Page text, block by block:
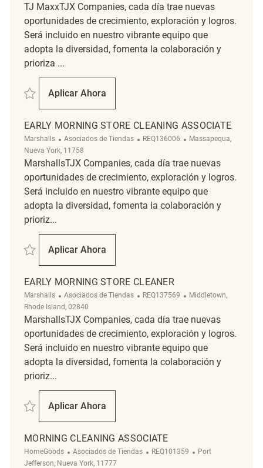
TJ MaxxTJX Companies, cada día trae nuevas
oportunidades de crecimiento, exploración y logros.
Será incluido en nuestro vibrante equipo que
adopta la diversidad, fomenta la colaboración y
prioriza ...
Salvar Early Morning Cleaning Associte REQ135897
Aplicar Ahora
Early Morning Cleaning Associte
EARLY MORNING STORE CLEANING ASSOCIATE
Marshalls Categoría
Asociados de Tiendas ReqId
REQ136006 Ubicación
Massapequa,
Nueva York, 11758
MarshallsTJX Companies, cada día trae nuevas
oportunidades de crecimiento, exploración y logros.
Será incluido en nuestro vibrante equipo que
adopta la diversidad, fomenta la colaboración y
prioriz...
Salvar Early Morning Store Cleaning Associate REQ136006
Aplicar Ahora
Early Morning Store Cleaning Associate
EARLY MORNING STORE CLEANER
Marshalls Categoría
Asociados de Tiendas ReqId
REQ137569 Ubicación
Middletown,
Rhode Island, 02840
MarshallsTJX Companies, cada día trae nuevas
oportunidades de crecimiento, exploración y logros.
Será incluido en nuestro vibrante equipo que
adopta la diversidad, fomenta la colaboración y
prioriz...
Salvar Early Morning Store Cleaner REQ137569
Aplicar Ahora
Early Morning Store Cleaner
MORNING CLEANING ASSOCIATE
HomeGoods Categoría
Asociados de Tiendas ReqId
REQ101359 Ubicación
Port
Jefferson, Nueva York, 11777